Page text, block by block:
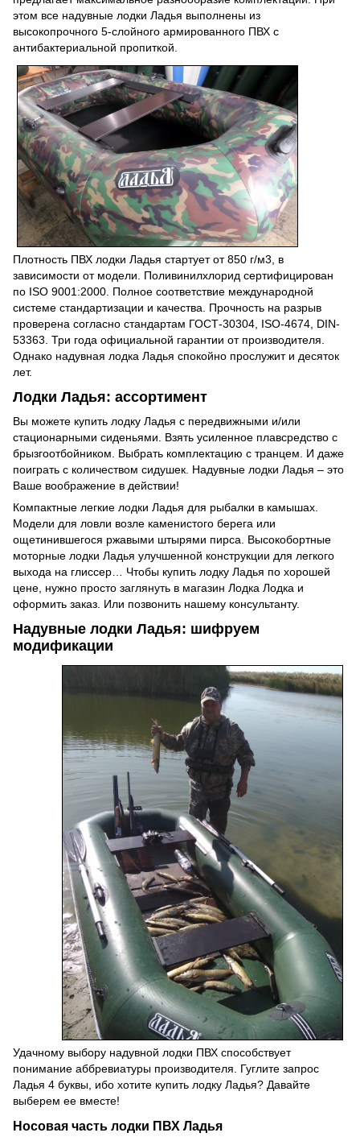
этом все надувные лодки Ладья выполнены из
высокопрочного 5-слойного армированного ПВХ с
антибактериальной пропиткой.
Плотность ПВХ лодки Ладья стартует от 850 г/м3, в
зависимости от модели. Поливинилхлорид сертифицирован
по ISO 9001:2000. Полное соответствие международной
системе стандартизации и качества. Прочность на разрыв
проверена согласно стандартам ГОСТ-30304, ISO-4674, DIN-
53363. Три года официальной гарантии от производителя.
Однако надувная лодка Ладья спокойно прослужит и десяток
лет.
Лодки Ладья: ассортимент
Вы можете купить лодку Ладья с передвижными и/или
стационарными сиденьями. Взять усиленное плавсредство с
брызгоотбойником. Выбрать комплектацию с транцем. И даже
поиграть с количеством сидушек. Надувные лодки Ладья – это
Ваше воображение в действии!
Компактные легкие лодки Ладья для рыбалки в камышах.
Модели для ловли возле каменистого берега или
ощетинившегося ржавыми штырями пирса. Высокобортные
моторные лодки Ладья улучшенной конструкции для легкого
выхода на глиссер… Чтобы купить лодку Ладья по хорошей
цене, нужно просто заглянуть в магазин Лодка Лодка и
оформить заказ. Или позвонить нашему консультанту.
Надувные лодки Ладья: шифруем
модификации
Удачному выбору надувной лодки ПВХ способствует
понимание аббревиатуры производителя. Гуглите запрос
Ладья 4 буквы, ибо хотите купить лодку Ладья? Давайте
выберем ее вместе!
Носовая часть лодки ПВХ Ладья